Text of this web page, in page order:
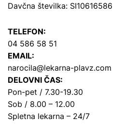
Davčna številka: SI10616586
TELEFON:
04 586 58 51
EMAIL:
narocila@lekarna-plavz.com
DELOVNI ČAS:
Pon-pet / 7.30-19.30
Sob / 8.00 – 12.00
Spletna lekarna – 24/7